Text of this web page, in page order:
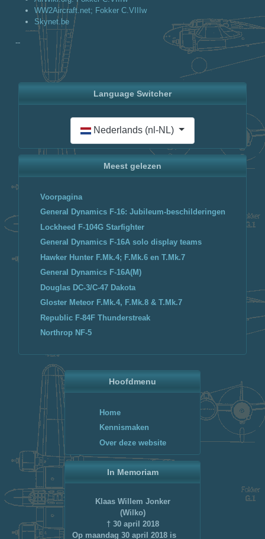
Hoofdmenu
Home
Kennismaken
Over deze website
In Memoriam
Klaas Willem Jonker
(Wilko)
† 30 april 2018
Op maandag 30 april 2018 is
WW2Aircraft.net; Fokker C.VIIIw
Skynet.be
--
Language Switcher
Selecteer de taal
Nederlands (nl-NL)
Meest gelezen
Voorpagina
General Dynamics F-16: Jubileum-beschilderingen
Lockheed F-104G Starfighter
General Dynamics F-16A solo display teams
Hawker Hunter F.Mk.4; F.Mk.6 en T.Mk.7
General Dynamics F-16A(M)
Douglas DC-3/C-47 Dakota
Gloster Meteor F.Mk.4, F.Mk.8 & T.Mk.7
Republic F-84F Thunderstreak
Northrop NF-5